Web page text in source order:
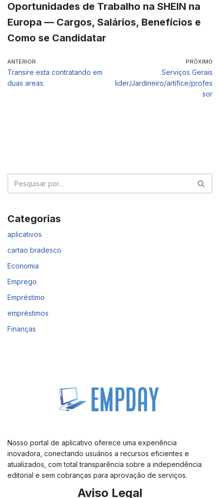
Oportunidades de Trabalho na SHEIN na
Europa — Cargos, Salários, Benefícios e
Como se Candidatar
ANTERIOR
Transire esta contratando em
duas areas:
PRÓXIMO
Serviços Gerais
lider/Jardineiro/artifice/profes
sor
Categorias
aplicativos
cartao bradesco
Economia
Emprego
Empréstimo
empréstimos
Finanças
Nosso portal de aplicativo oferece uma experiência
inovadora, conectando usuários a recursos eficientes e
atualizados, com total transparência sobre a independência
editorial e sem cobranças para aprovação de serviços.
Aviso Legal